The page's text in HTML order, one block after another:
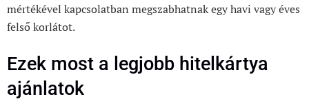
mértékével kapcsolatban megszabhatnak egy havi vagy éves
felső korlátot.
Ezek most a legjobb hitelkártya
ajánlatok